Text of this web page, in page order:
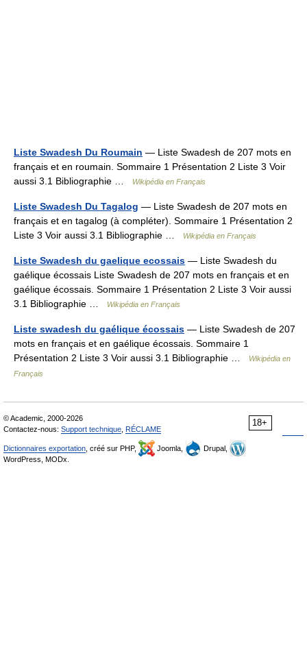
Liste Swadesh Du Roumain — Liste Swadesh de 207 mots en
français et en roumain. Sommaire 1 Présentation 2 Liste 3 Voir
aussi 3.1 Bibliographie …
Wikipédia en Français
Liste Swadesh Du Tagalog — Liste Swadesh de 207 mots en
français et en tagalog (à compléter). Sommaire 1 Présentation 2
Liste 3 Voir aussi 3.1 Bibliographie …
Wikipédia en Français
Liste Swadesh du gaelique ecossais — Liste Swadesh du
gaélique écossais Liste Swadesh de 207 mots en français et en
gaélique écossais. Sommaire 1 Présentation 2 Liste 3 Voir aussi
3.1 Bibliographie …
Wikipédia en Français
Liste swadesh du gaélique écossais — Liste Swadesh de 207
mots en français et en gaélique écossais. Sommaire 1
Présentation 2 Liste 3 Voir aussi 3.1 Bibliographie …
Wikipédia en
Français
18+
© Academic, 2000-2026
Contactez-nous: Support technique RÉCLAME
Dictionnaires exportation , créé sur PHP, Joomla,
Drupal,
WordPress, MODx.